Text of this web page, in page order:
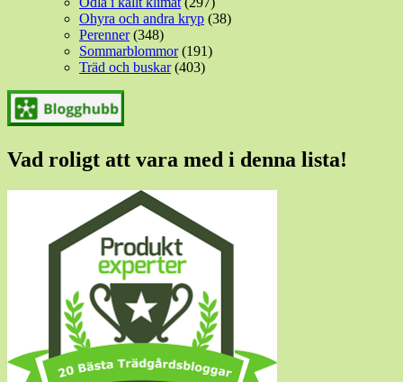
Ohyra och andra kryp (38)
Perenner(348)
Sommarblommor(191)
Träd och buskar(403)
Vad roligt att vara med i denna lista!